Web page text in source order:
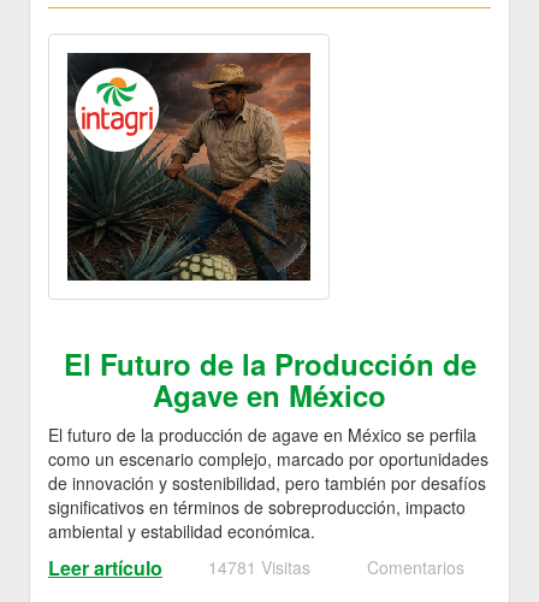
El Futuro de la Producción de
Agave en México
El futuro de la producción de agave en México se perfila
como un escenario complejo, marcado por oportunidades
de innovación y sostenibilidad, pero también por desafíos
significativos en términos de sobreproducción, impacto
ambiental y estabilidad económica.
Leer artículo 14781 Visitas Comentarios